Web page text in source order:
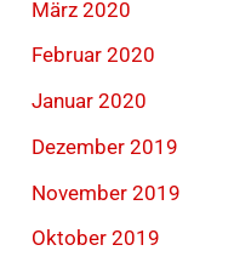
März 2020
Februar 2020
Januar 2020
Dezember 2019
November 2019
Oktober 2019